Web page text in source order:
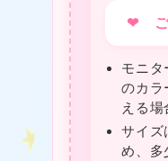
❤ ご
モニタ
のカラ
える場
サイズ
め、多